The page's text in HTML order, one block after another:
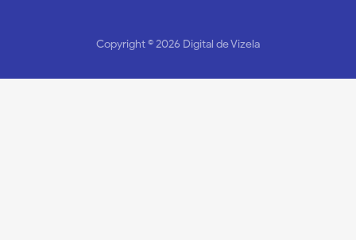
Copyright ©2026 Digital de Vizela